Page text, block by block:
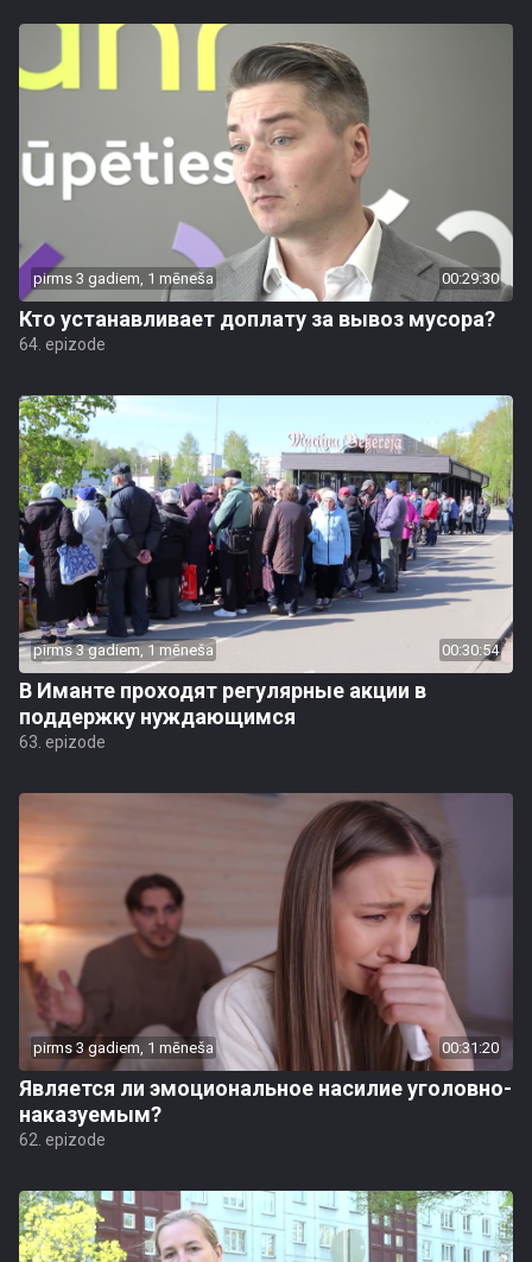
pirms 3 gadiem, 1 mēneša 00:29:30
Кто устанавливает доплату за вывоз мусора?
64. epizode
pirms 3 gadiem, 1 mēneša 00:30:54
В Иманте проходят регулярные акции в
поддержку нуждающимся
63. epizode
pirms 3 gadiem, 1 mēneša 00:31:20
Является ли эмоциональное насилие уголовно-
наказуемым?
62. epizode